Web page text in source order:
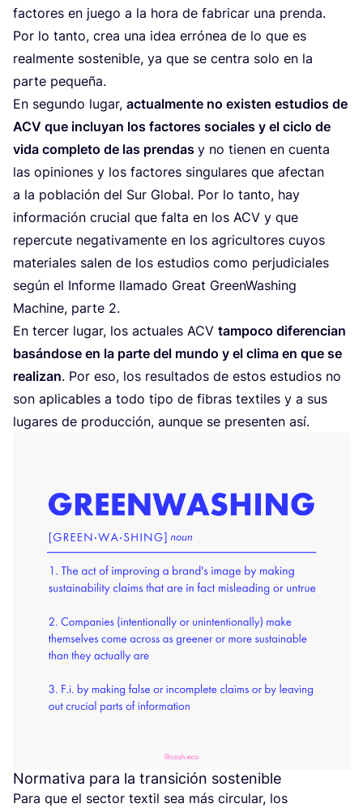
fac­to­res en jue­go a la hora de fabri­car una pren­da.
Por lo tan­to, crea una idea erró­nea de lo que es
real­men­te sos­te­ni­ble, ya que se cen­tra solo en la
par­te pequeña.
En segun­do lugar, actual­men­te no exis­ten estu­dios de
ACV que inclu­yan los fac­to­res socia­les y el ciclo de
vida com­ple­to de las pren­das y no tie­nen en cuen­ta
las opi­nio­nes y los fac­to­res sin­gu­la­res que afec­tan
a la pobla­ción del Sur Glo­bal. Por lo tan­to, hay
infor­ma­ción cru­cial que fal­ta en los ACV y que
reper­cu­te nega­ti­va­men­te en los agri­cul­to­res cuyos
mate­ria­les salen de los estu­dios como per­ju­di­cia­les
según el Infor­me lla­ma­do Great Green­Wa­shing
Machi­ne, par­te 2.
En ter­cer lugar, los actua­les ACV tam­po­co dife­ren­cian
basán­do­se en la par­te del mun­do y el cli­ma en que se
rea­li­zan. Por eso, los resul­ta­dos de estos estu­dios no
son apli­ca­bles a todo tipo de fibras tex­ti­les y a sus
luga­res de pro­duc­ción, aun­que se pre­sen­ten así.
Normativa para la transición sostenible
Para que el sec­tor tex­til sea más cir­cu­lar, los